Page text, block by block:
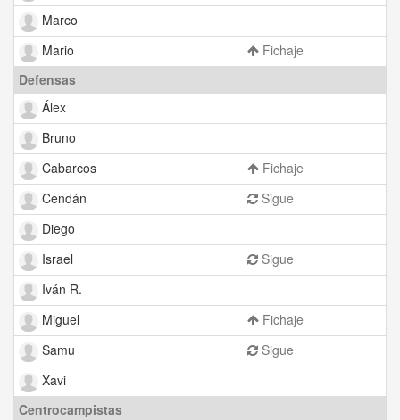
Marco
Mario
Fichaje
Defensas
Álex
Bruno
Cabarcos
Fichaje
Cendán
Sigue
Diego
Israel
Sigue
Iván R.
Miguel
Fichaje
Samu
Sigue
Xavi
Centrocampistas